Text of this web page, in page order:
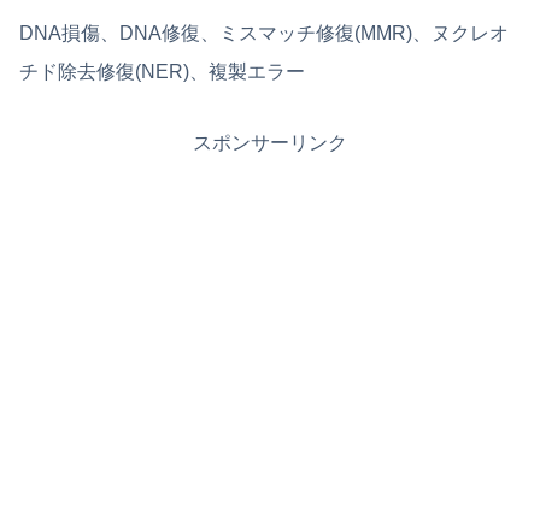
DNA損傷、DNA修復、ミスマッチ修復(MMR)、ヌクレオ
チド除去修復(NER)、複製エラー
スポンサーリンク